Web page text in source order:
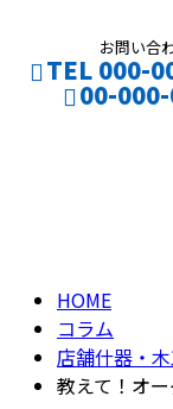
お問い合
TEL 000-
00-
HOME
コラム
店舗什器・
教えて！オ